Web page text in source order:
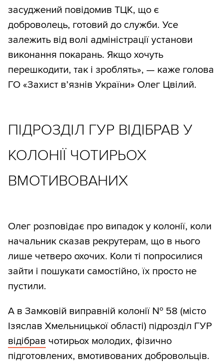
засуджений повідомив ТЦК, що є
доброволець, готовий до служби. Усе
залежить від волі адміністрації установи
виконання покарань. Якщо хочуть
перешкодити, так і зроблять», — каже голова
ГО «Захист в’язнів України» Олег Цвілий.
ПІДРОЗДІЛ ГУР ВІДІБРАВ У
КОЛОНІЇ ЧОТИРЬОХ
ВМОТИВОВАНИХ
Олег розповідає про випадок у колонії, коли
начальник сказав рекрутерам, що в нього
лише четверо охочих. Коли ті попросилися
зайти і пошукати самостійно, їх просто не
пустили.
А в Замковій виправній колонії № 58 (місто
Ізяслав Хмельницької області) підрозділ ГУР
відібрав чотирьох молодих, фізично
підготовлених, вмотивованих добровольців.